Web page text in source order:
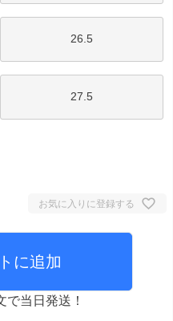
26.5
27.5
お気に入りに登録する
に追加
で当日発送！